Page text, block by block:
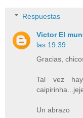
Respuestas
Victor El
las 19:39
Gracias,
Tal vez
Un abrazo